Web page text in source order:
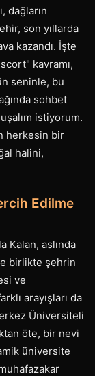
dağların
son yıllarda
kazandı. İşte
kavramı,
seninle, bu
sohbet
istiyorum.
herkesin bir
halini,
Edilme
Kalan, aslında
birlikte şehrin
ve
arayışları da
Üniversiteli
öte, bir nevi
üniversite